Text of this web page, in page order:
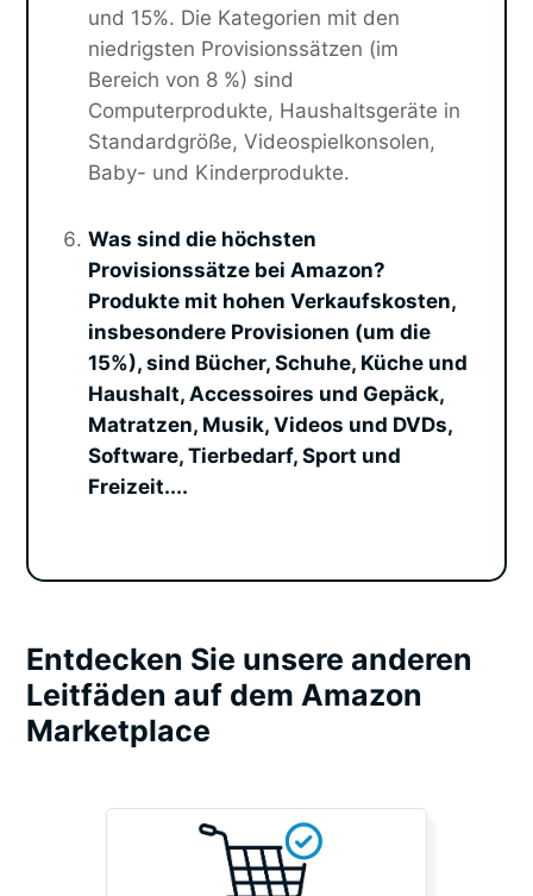
und 15%. Die Kategorien mit den
niedrigsten Provisionssätzen (im
Bereich von 8 %) sind
Computerprodukte, Haushaltsgeräte in
Standardgröße, Videospielkonsolen,
Baby- und Kinderprodukte.
Was sind die höchsten
Provisionssätze bei Amazon?
Produkte mit hohen Verkaufskosten,
insbesondere Provisionen (um die
15%), sind Bücher, Schuhe, Küche und
Haushalt, Accessoires und Gepäck,
Matratzen, Musik, Videos und DVDs,
Software, Tierbedarf, Sport und
Freizeit....
Entdecken Sie unsere anderen
Leitfäden auf dem Amazon
Marketplace